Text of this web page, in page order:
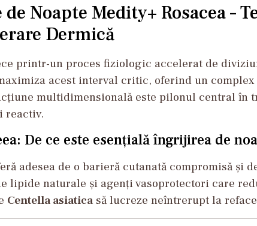
de Noapte Medity+ Rosacea
Dermică
printr-un proces fiziologic accelerat de
acest interval critic, oferind un
multidimensională este pilonul central
reactiv.
De ce este esențială îngrijirea de
adesea de o barieră cutanată compromisă
lipide naturale și agenți vasoprotectori care
Centella asiaticasă lucreze neîntrerupt la